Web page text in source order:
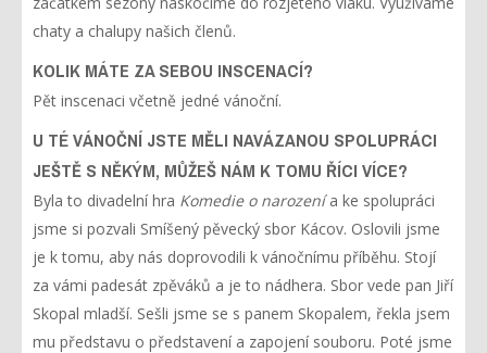
chaty a chalupy našich členů.
KOLIK MÁTE ZA SEBOU INSCENACÍ?
Pět inscenaci včetně jedné vánoční.
U TÉ VÁNOČNÍ JSTE MĚLI NAVÁZANOU SPOLUPRÁCI
JEŠTĚ S NĚKÝM, MŮŽEŠ NÁM K TOMU ŘÍCI VÍCE?
Byla to divadelní hra Komedie o narozenía ke spolupráci
jsme si pozvali Smíšený pěvecký sbor Kácov. Oslovili jsme
je k tomu, aby nás doprovodili k vánočnímu příběhu. Stojí
za vámi padesát zpěváků a je to nádhera. Sbor vede pan Jiří
Skopal mladší. Sešli jsme se s panem Skopalem, řekla jsem
mu představu o představení a zapojení souboru. Poté jsme